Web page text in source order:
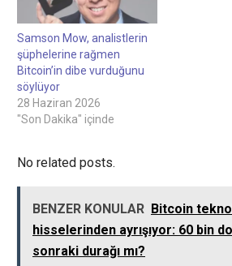
Samson Mow, analistlerin
şüphelerine rağmen
Bitcoin’in dibe vurduğunu
söylüyor
28 Haziran 2026
"Son Dakika" içinde
No related posts.
BENZER KONULAR Bitcoin
hisselerinden ayrışıyor: 60 bin
sonraki durağı mı?